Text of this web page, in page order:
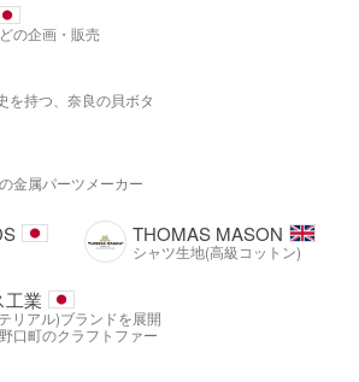
の企画・販売
を持つ、奈良の貝ボタ
金属パーツメーカー
THOMAS MASON
シャツ生地(高級コットン)
工業
リアル)ブランドを展開
口町のクラフトファー